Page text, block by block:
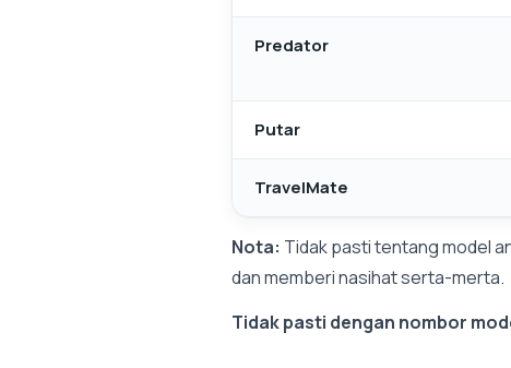
Predator
Putar
TravelMate
Nota: Tidak pasti tentang model
dan memberi nasihat serta-merta.
Tidak pasti dengan nombor